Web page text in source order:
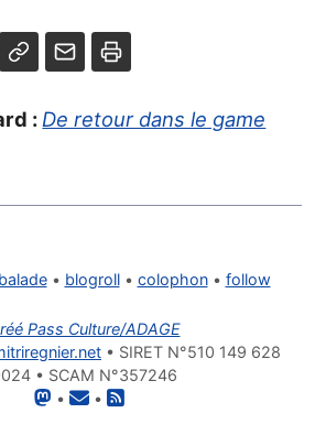
: De retour dans le game
balade• blogroll• colophon• follow
Pass Culture/ADAGE
• SIRET N°510 149 628
• SCAM N°357246
•
•